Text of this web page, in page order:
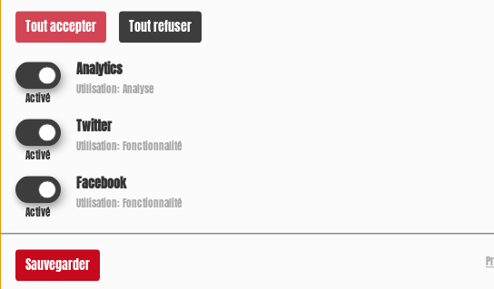
Tout accepter Tout refuser
Analytics
Activé
Utilisation: Analyse
Twitter
Activé
Utilisation: Fonctionnalité
Facebook
Activé
Utilisation: Fonctionnalité
Sauvegarder
Connectez-vous pour commenter cet article
SE CONNECTER